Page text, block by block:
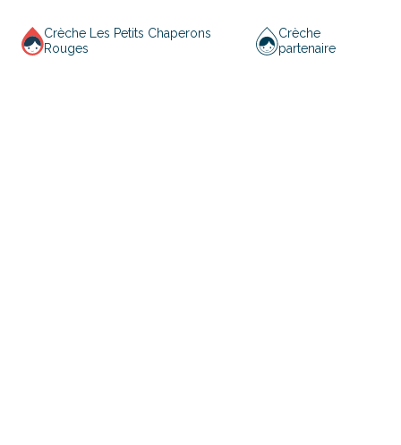
Crèche Les Petits Chaperons
Rouges
Crèche
partenaire